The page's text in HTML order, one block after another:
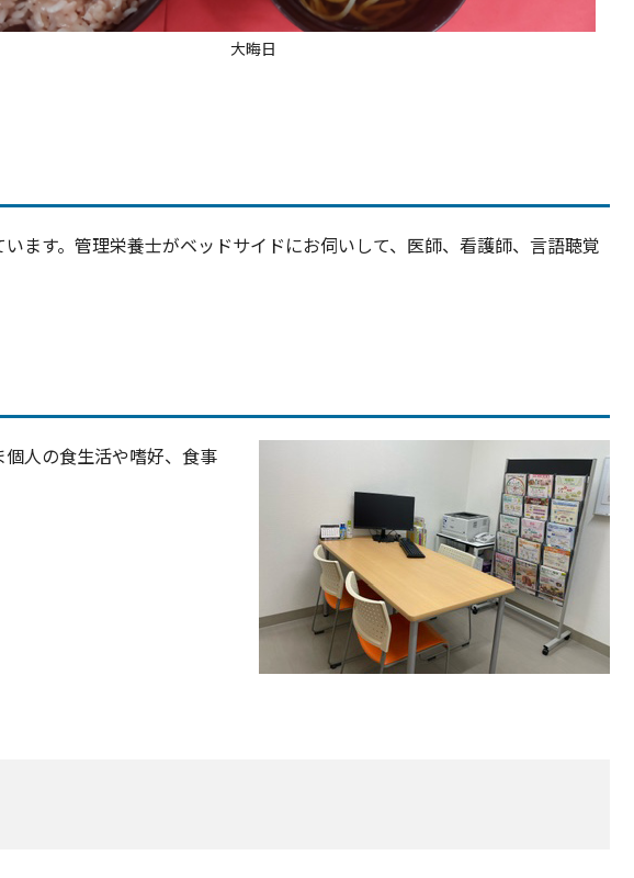
大晦日
ます。管理栄養士がベッドサイドにお伺いして、医師、看護師、言語聴覚
人の食生活や嗜好、食事